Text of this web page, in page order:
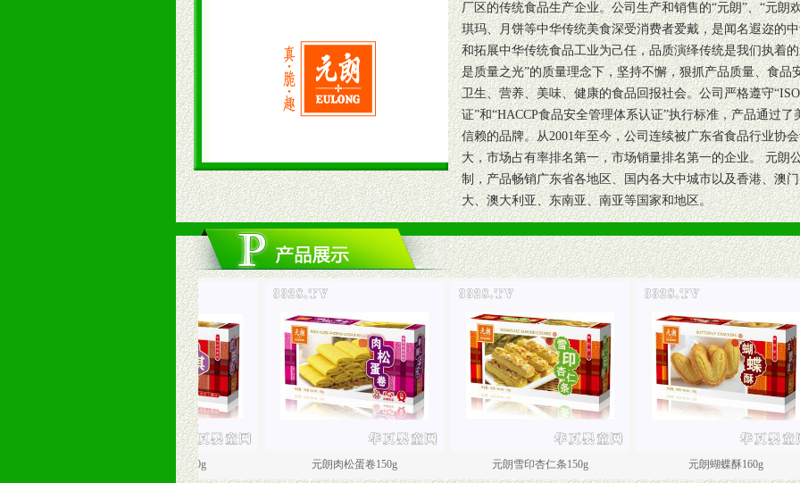
厂区的传统食品生产企业。公司生产和销售的“元朗”、“元朗
琪玛、月饼等中华传统美食深受消费者爱戴，是闻名遐迩的
和拓展中华传统食品工业为己任，品质演绎传统是我们执着
是质量之光”的质量理念下，坚持不懈，狠抓产品质量、食品
卫生、营养、美味、健康的食品回报社会。公司严格遵守
证”和“HACCP食品安全管理体系认证”执行标准，产品通过
信赖的品牌。从2001年至今，公司连续被广东省食品行业协
大，市场占有率排名第一，市场销量排名第一的企业。 元朗
制，产品畅销广东省各地区、国内各大中城市以及香港、澳
大、澳大利亚、东南亚、南亚等国家和地区。
元朗肉松蛋卷150g 元朗雪印杏仁条150g 元朗蝴蝶酥160g